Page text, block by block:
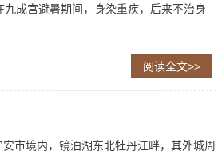
成宫避暑期间，身染重疾，后来不治身
阅读全文>>
市境内，镜泊湖东北牡丹江畔，其外城周